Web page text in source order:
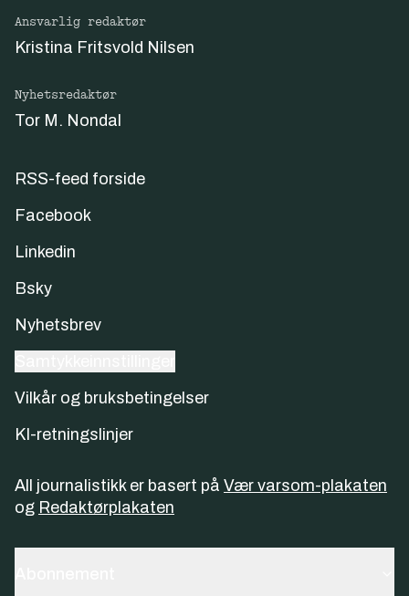
Ansvarlig redaktør
Kristina Fritsvold Nilsen
Nyhetsredaktør
Tor M. Nondal
RSS-feed forside
Facebook
Linkedin
Bsky
Nyhetsbrev
Vilkår og bruksbetingelser
KI-retningslinjer
All journalistikk er basert på Vær varsom-plakaten
og Redaktørplakaten